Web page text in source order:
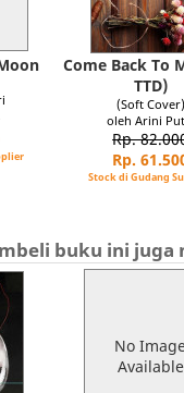
Come Back To
TTD)
(Soft Cover)
oleh Arini
Rp.
Rp.
Stock di Gudang
buku ini juga
No
Available